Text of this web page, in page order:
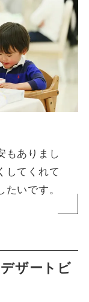
もありまし
してくれて
いです。
ザートビ